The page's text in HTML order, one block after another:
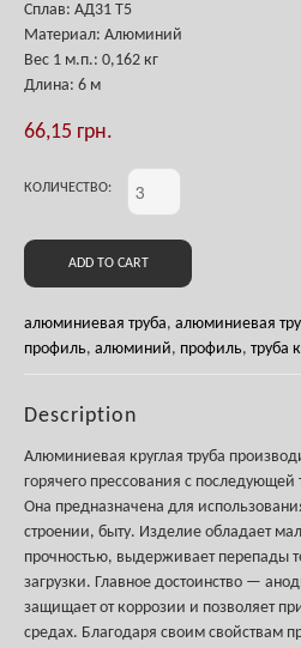
Сплав: АД31 Т5
Материал: Алюминий
Вес 1 м.п.: 0,162 кг
Длина: 6 м
66,15 грн.
КОЛИЧЕСТВО:
ADD TO CART
алюминиевая труба, алюминиевая
профиль, алюминий, профиль, труба
Description
Алюминиевая круглая труба
горячего прессования с
Она предназначена для
строении, быту. Изделие обладает
прочностью, выдерживает перепады
загрузки. Главное достоинство —
защищает от коррозии и позволяет
средах. Благодаря своим свойствам